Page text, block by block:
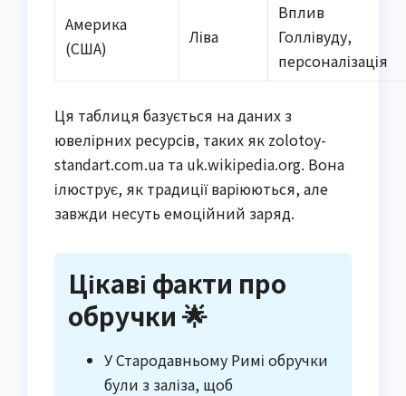
Америка
(США)
Ліва
Вплив
Голлівуду,
персоналізація
Ця таблиця базується на даних з
ювелірних ресурсів, таких як zolotoy-
standart.com.ua та uk.wikipedia.org. Вона
ілюструє, як традиції варіюються, але
завжди несуть емоційний заряд.
Цікаві факти про
обручки 🌟
У Стародавньому Римі обручки
були з заліза, щоб